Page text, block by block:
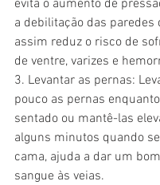
evita o aumento de
a debilitação das paredes
assim reduz o risco de
de ventre, varizes e
3. Levantar as pernas:
pouco as pernas
sentado ou mantê-las
alguns minutos quando
cama, ajuda a dar um
sangue às veias.